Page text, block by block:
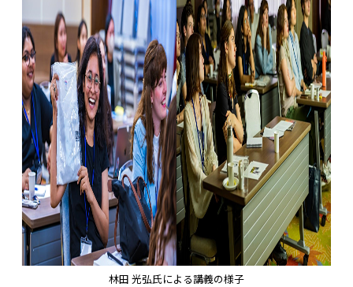
林田 光弘氏による講義の様子